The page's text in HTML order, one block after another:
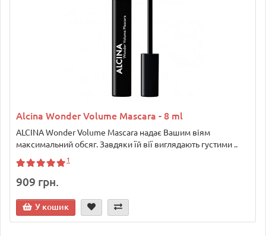
Alcina Wonder Volume Mascara - 8 ml
ALCINA Wonder Volume Mascara надає Вашим віям
максимальний обсяг. Завдяки їй вії виглядають густими ..
1
909 грн.
У кошик